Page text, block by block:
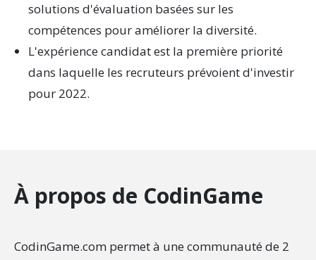
solutions d'évaluation basées sur les
compétences pour améliorer la diversité.
L'expérience candidat est la première priorité
dans laquelle les recruteurs prévoient d'investir
pour 2022.
À propos de CodinGame
CodinGame.com permet à une communauté de 2